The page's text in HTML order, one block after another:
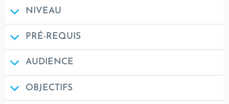
NIVEAU
PRÉ-REQUIS
AUDIENCE
OBJECTIFS